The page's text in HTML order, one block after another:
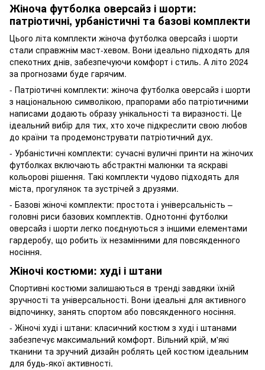
Жіноча футболка оверсайз і шорти:
патріотичні, урбаністичні та базові комплекти
Цього літа комплекти жіноча футболка оверсайз і шорти
стали справжнім маст-хевом. Вони ідеально підходять для
спекотних днів, забезпечуючи комфорт і стиль. А літо 2024
за прогнозами буде гарячим.
- Патріотичні комплекти: жіноча футболка оверсайз і шорти
з національною символікою, прапорами або патріотичними
написами додають образу унікальності та виразності. Це
ідеальний вибір для тих, хто хоче підкреслити свою любов
до країни та продемонструвати патріотичний дух.
- Урбаністичні комплекти: сучасні вуличні принти на жіночих
футболках включають абстрактні малюнки та яскраві
кольорові рішення. Такі комплекти чудово підходять для
міста, прогулянок та зустрічей з друзями.
- Базові жіночі комплекти: простота і універсальність –
головні риси базових комплектів. Однотонні футболки
оверсайз і шорти легко поєднуються з іншими елементами
гардеробу, що робить їх незамінними для повсякденного
носіння.
Жіночі костюми: худі і штани
Спортивні костюми залишаються в тренді завдяки їхній
зручності та універсальності. Вони ідеальні для активного
відпочинку, занять спортом або повсякденного носіння.
- Жіночі худі і штани: класичний костюм з худі і штанами
забезпечує максимальний комфорт. Вільний крій, м'які
тканини та зручний дизайн роблять цей костюм ідеальним
для будь-якої активності.